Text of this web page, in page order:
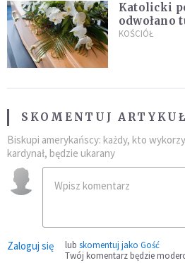
Katolicki
odwołano
KOŚCIÓŁ
SKOMENTUJ ARTYKUŁ
Biskupi amerykańscy: każdy, kto
kardynał, będzie ukarany
Zaloguj się lub skomentuj jako Gość
Twój komentarz będzie